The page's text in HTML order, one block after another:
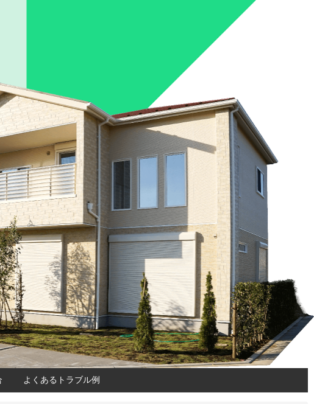
よくあるトラブル例